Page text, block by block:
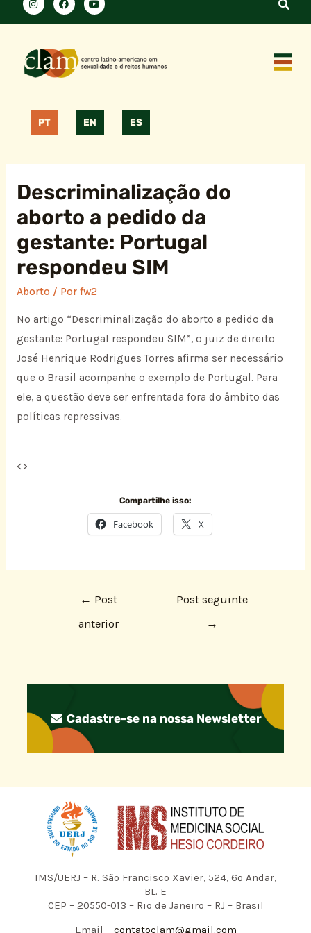
PT EN ES
Descriminalização do
aborto a pedido da
gestante: Portugal
respondeu SIM
Aborto / Por fw2
No artigo “Descriminalização do aborto a pedido da
gestante: Portugal respondeu SIM”, o juiz de direito
José Henrique Rodrigues Torres afirma ser necessário
que o Brasil acompanhe o exemplo de Portugal. Para
ele, a questão deve ser enfrentada fora do âmbito das
políticas repressivas.
<>
Compartilhe isso:
Facebook X
← Post
anterior
Post seguinte
→
Cadastre-se na nossa Newsletter
IMS/UERJ – R. São Francisco Xavier, 524, 6º Andar,
BL. E
CEP – 20550-013 – Rio de Janeiro – RJ – Brasil
Email –contatoclam@gmail.com